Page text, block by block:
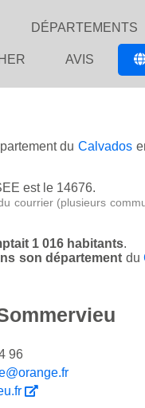
DÉPARTEMENTS
AVIS
duCalvados
est le 14676.
courrier (plusieurs
1 016 habitants.
son département du
96